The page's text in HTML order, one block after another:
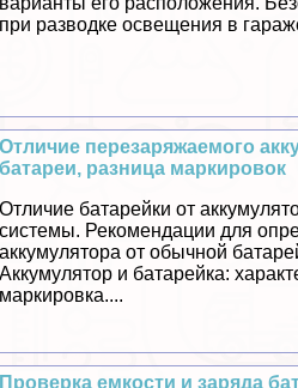
при разводке освещения в
Отличие перезаряжаемого
батареи, разница маркировок
Отличие батарейки от
системы. Рекомендации для
аккумулятора от обычной
Аккумулятор и батарейка:
маркировка....
Проверка емкости и заряда